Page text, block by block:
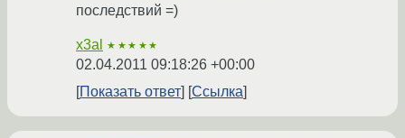
последствий =)
x3al ★★★★★
02.04.2011 09:18:26 +00:00
Показать ответ
Ссылка